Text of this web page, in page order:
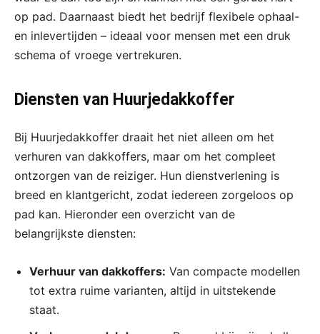
op pad. Daarnaast biedt het bedrijf flexibele ophaal-
en inlevertijden – ideaal voor mensen met een druk
schema of vroege vertrekuren.
Diensten van Huurjedakkoffer
Bij Huurjedakkoffer draait het niet alleen om het
verhuren van dakkoffers, maar om het compleet
ontzorgen van de reiziger. Hun dienstverlening is
breed en klantgericht, zodat iedereen zorgeloos op
pad kan. Hieronder een overzicht van de
belangrijkste diensten:
Verhuur van dakkoffers: Van compacte modellen
tot extra ruime varianten, altijd in uitstekende
staat.